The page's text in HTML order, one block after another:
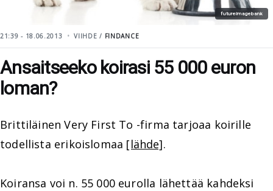
futureimagebank
21:39 - 18.06.2013 VIIHDE / FINDANCE
Ansaitseeko koirasi 55 000 euron
loman?
Brittiläinen Very First To -firma tarjoaa koirille
todellista erikoislomaa [lähde].
Koiransa voi n. 55 000 eurolla lähettää kahdeksi